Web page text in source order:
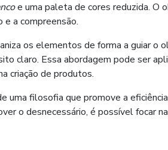
e uma paleta de cores reduzida. O
e a compreensão.
os elementos de forma a guiar o
claro. Essa abordagem pode ser
criação de produtos.
uma filosofia que promove a
o desnecessário, é possível focar na